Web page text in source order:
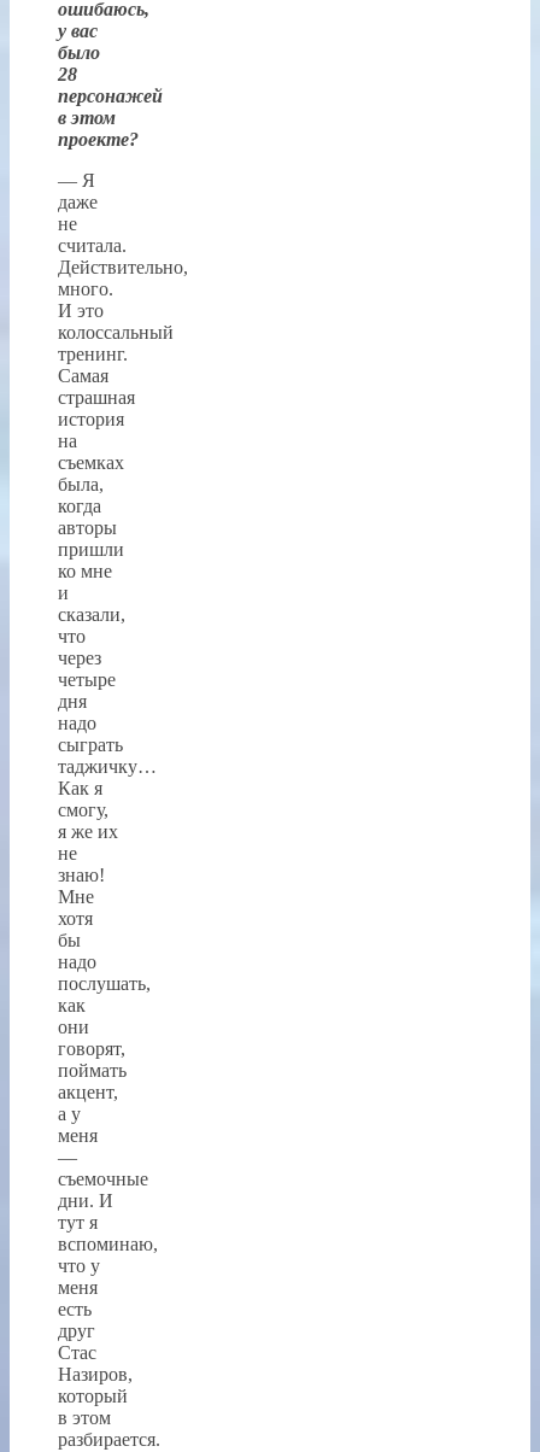
ошибаюсь,
у вас
было
28
персонажей
в этом
проекте?
— Я
даже
не
считала.
Действительно,
много.
И это
колоссальный
тренинг.
Самая
страшная
история
на
съемках
была,
когда
авторы
пришли
ко мне
и
сказали,
что
через
четыре
дня
надо
сыграть
таджичку…
Как я
смогу,
я же их
не
знаю!
Мне
хотя
бы
надо
послушать,
как
они
говорят,
поймать
акцент,
а у
меня
—
съемочные
дни. И
тут я
вспоминаю,
что у
меня
есть
друг
Стас
Назиров,
который
в этом
разбирается.